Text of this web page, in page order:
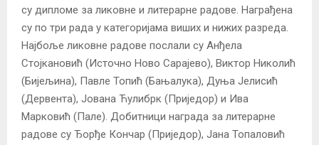
су дипломе за ликовне и литерарне радове. Награђена
су по три рада у категоријама виших и нижих разреда.
Најбоље ликовне радове послали су Анђела
Стојкановић (Источно Ново Сарајево), Виктор Николић
(Бијељина), Павле Топић (Бањалука), Дуња Јелисић
(Дервента), Јована Ћулибрк (Приједор) и Ива
Марковић (Пале). Добитници награда за литерарне
радове су Ђорђе Кончар (Приједор), Јана Топаловић